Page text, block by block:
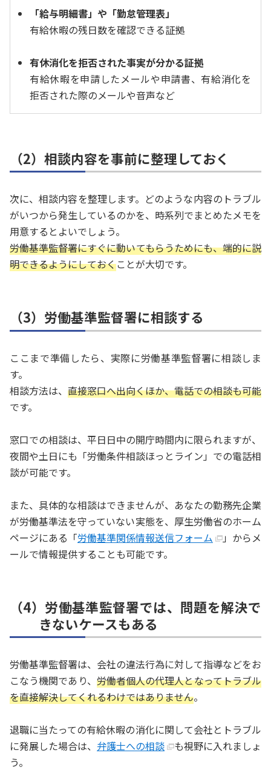
「給与明細書」や「勤怠管理表」
有給休暇の残日数を確認できる証拠
有休消化を拒否された事実が分かる証拠
有給休暇を申請したメールや申請書、有給消化を
拒否された際のメールや音声など
（2）相談内容を事前に整理しておく
次に、相談内容を整理します。どのような内容のトラブル
がいつから発生しているのかを、時系列でまとめたメモを
用意するとよいでしょう。
労働基準監督署にすぐに動いてもらうためにも、端的に説
明できるようにしておくことが大切です。
（3）労働基準監督署に相談する
ここまで準備したら、実際に労働基準監督署に相談しま
す。
相談方法は、 直接窓口へ出向くほか、電話での相談も可能
です。
窓口での相談は、平日日中の開庁時間内に限られますが、
夜間や土日にも「労働条件相談ほっとライン」での電話相
談が可能です。
また、具体的な相談はできませんが、あなたの勤務先企業
が労働基準法を守っていない実態を、厚生労働省のホーム
ページにある「労働基準関係情報送信フォーム
」からメ
ールで情報提供することも可能です。
（4）労働基準監督署では、問題を解決で
きないケースもある
労働基準監督署は、会社の違法行為に対して指導などをお
こなう機関であり、 労働者個人の代理人となってトラブル
を直接解決してくれるわけではありません。
退職に当たっての有給休暇の消化に関して会社とトラブル
に発展した場合は、 弁護士への相談
も視野に入れましょ
う。